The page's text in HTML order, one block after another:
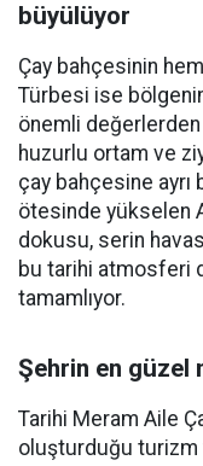
büyülüyor
Çay bahçesinin
Türbesi ise
önemli
huzurlu ortam ve
çay bahçesine ayrı
ötesinde yükselen
dokusu, serin
bu tarihi atmosferi
tamamlıyor.
Şehrin en güzel
Tarihi Meram Aile
oluşturduğu turizm